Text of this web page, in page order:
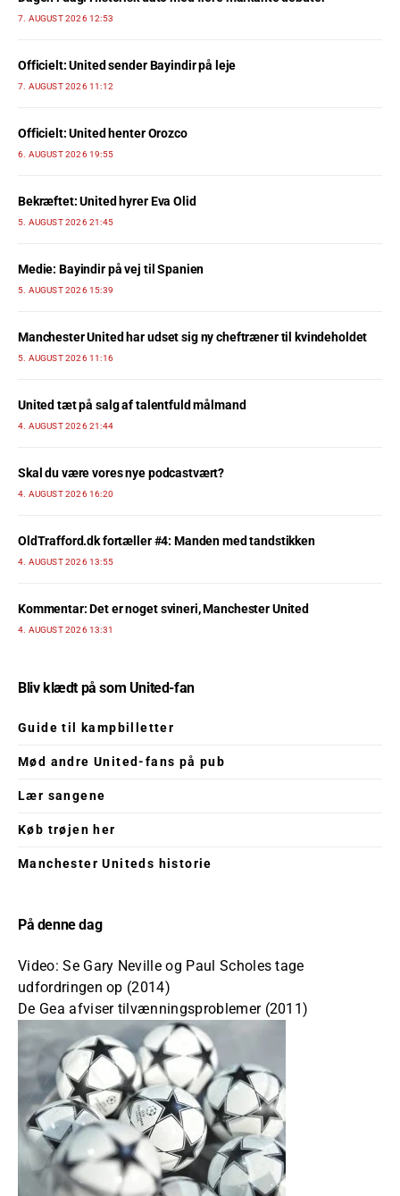
7. AUGUST 2026 12:53
Officielt: United sender Bayindir på leje
7. AUGUST 2026 11:12
Officielt: United henter Orozco
6. AUGUST 2026 19:55
Bekræftet: United hyrer Eva Olid
5. AUGUST 2026 21:45
Medie: Bayindir på vej til Spanien
5. AUGUST 2026 15:39
Manchester United har udset sig ny cheftræner til kvindeholdet
5. AUGUST 2026 11:16
United tæt på salg af talentfuld målmand
4. AUGUST 2026 21:44
Skal du være vores nye podcastvært?
4. AUGUST 2026 16:20
OldTrafford.dk fortæller #4: Manden med tandstikken
4. AUGUST 2026 13:55
Kommentar: Det er noget svineri, Manchester United
4. AUGUST 2026 13:31
Bliv klædt på som United-fan
Guide til kampbilletter
Mød andre United-fans på pub
Lær sangene
Køb trøjen her
Manchester Uniteds historie
På denne dag
Video: Se Gary Neville og Paul Scholes tage
udfordringen op (2014)
De Gea afviser tilvænningsproblemer (2011)